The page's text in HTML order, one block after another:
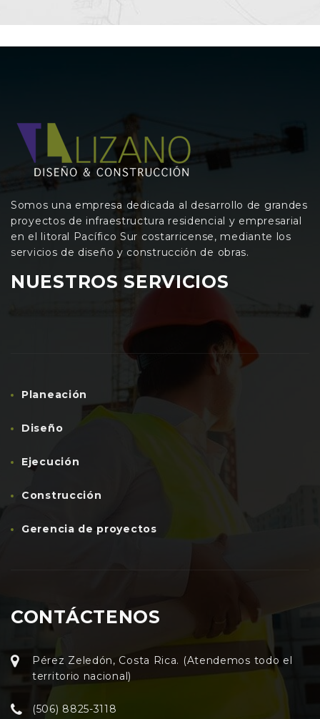
Somos una empresa dedicada al desarrollo de grandes
proyectos de infraestructura residencial y empresarial
en el litoral Pacífico Sur costarricense, mediante los
servicios de diseño y construcción de obras.
NUESTROS SERVICIOS
Planeación
Diseño
Ejecución
Construcción
Gerencia de proyectos
CONTÁCTENOS
Pérez Zeledón, Costa Rica. (Atendemos todo el
territorio nacional)
(506) 8825-3118